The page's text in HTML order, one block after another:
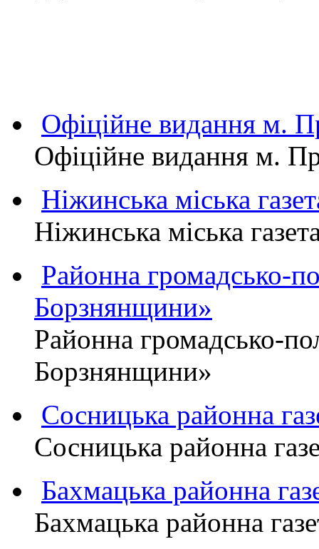
Офіційне видання
Офіційне видання м.
Ніжинська міська
Ніжинська міська
Районна громадсько-
Борзнянщини»
Районна громадсько-
Борзнянщини»
Сосницька районна
Сосницька районна
Бахмацька районна
Бахмацька районна